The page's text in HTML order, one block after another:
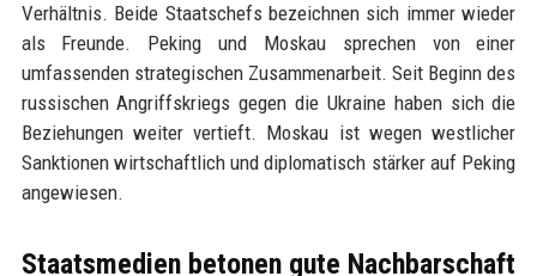
Verhältnis. Beide Staatschefs bezeichnen sich immer wieder
als Freunde. Peking und Moskau sprechen von einer
umfassenden strategischen Zusammenarbeit. Seit Beginn des
russischen Angriffskriegs gegen die Ukraine haben sich die
Beziehungen weiter vertieft. Moskau ist wegen westlicher
Sanktionen wirtschaftlich und diplomatisch stärker auf Peking
angewiesen.
Staatsmedien betonen gute Nachbarschaft